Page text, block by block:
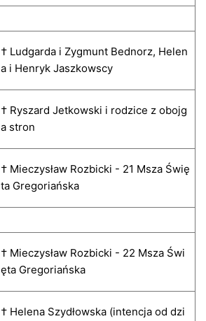
† Ludgarda i Zygmunt Bednorz, Helen
a i Henryk Jaszkowscy
† Ryszard Jetkowski i rodzice z obojg
a stron
† Mieczysław Rozbicki - 21 Msza Świę
ta Gregoriańska
† Mieczysław Rozbicki - 22 Msza Świ
ęta Gregoriańska
† Helena Szydłowska (intencja od dzi